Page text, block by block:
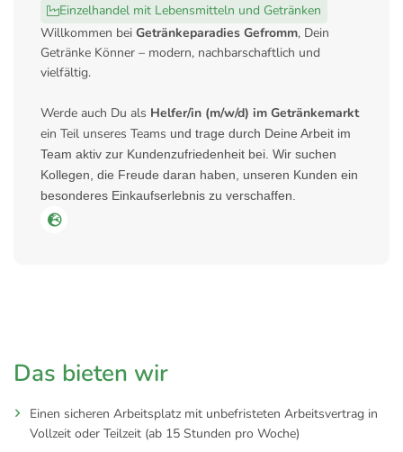
Einzelhandel mit Lebensmitteln und Getränken
Willkommen bei Getränkeparadies Gefromm, Dein
Getränke Könner – modern, nachbarschaftlich und
vielfältig.
Werde auch Du als Helfer/in (m/w/d) im Getränkemarkt
ein Teil unseres Teams und trage durch Deine Arbeit im
Team aktiv zur Kundenzufriedenheit bei. Wir suchen
Kollegen, die Freude daran haben, unseren Kunden ein
besonderes Einkaufserlebnis zu verschaffen.
Das bieten wir
Einen sicheren Arbeitsplatz mit unbefristeten Arbeitsvertrag in
Vollzeit oder Teilzeit (ab 15 Stunden pro Woche)